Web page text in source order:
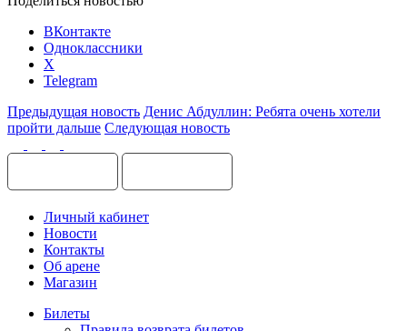
ВКонтакте
Одноклассники
X
Telegram
Предыдущая новость Денис Абдуллин: Ребята очень хотели
пройти дальше Следующая новость
Личный кабинет
Новости
Контакты
Об арене
Магазин
Билеты